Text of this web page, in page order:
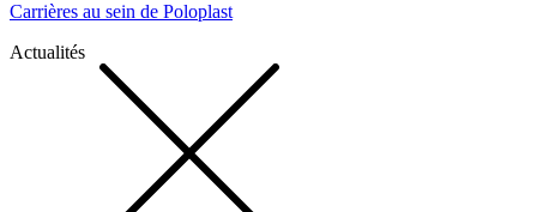
Carrières au sein de Poloplast
Actualités